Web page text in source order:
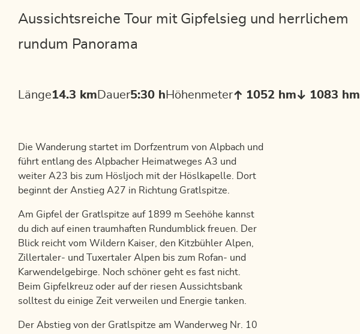
Aussichtsreiche Tour mit Gipfelsieg und herrlichem
rundum Panorama
Länge14.3 km Dauer5:30 h Höhenmeter 1052 hm 1083 hm
Die Wanderung startet im Dorfzentrum von Alpbach und
führt entlang des Alpbacher Heimatweges A3 und
weiter A23 bis zum Hösljoch mit der Höslkapelle. Dort
beginnt der Anstieg A27 in Richtung Gratlspitze.
Am Gipfel der Gratlspitze auf 1899 m Seehöhe kannst
du dich auf einen traumhaften Rundumblick freuen. Der
Blick reicht vom Wildern Kaiser, den Kitzbühler Alpen,
Zillertaler- und Tuxertaler Alpen bis zum Rofan- und
Karwendelgebirge. Noch schöner geht es fast nicht.
Beim Gipfelkreuz oder auf der riesen Aussichtsbank
solltest du einige Zeit verweilen und Energie tanken.
Der Abstieg von der Gratlspitze am Wanderweg Nr. 10